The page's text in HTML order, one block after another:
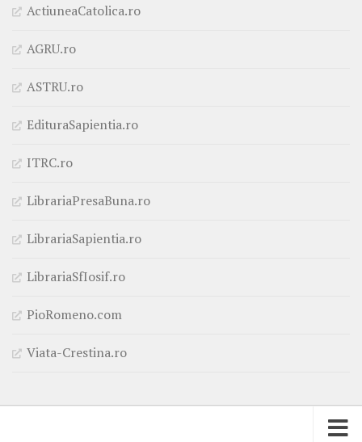
ActiuneaCatolica.ro
AGRU.ro
ASTRU.ro
EdituraSapientia.ro
ITRC.ro
LibrariaPresaBuna.ro
LibrariaSapientia.ro
LibrariaSfIosif.ro
PioRomeno.com
Viata-Crestina.ro